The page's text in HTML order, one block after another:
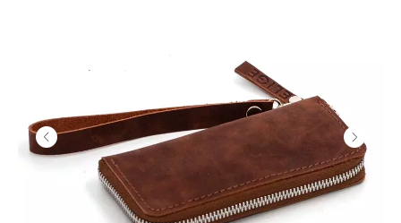
*INSTAGRAM ЯВЛЯЕТСЯ ЗАПРЕЩЕННОЙ НА ТЕРРИТОРИИ РФ
СОЦИАЛЬНОЙ СЕТЬЮ
© ELIGE. ВСЕ ПРАВА ЗАЩИЩЕНЫ